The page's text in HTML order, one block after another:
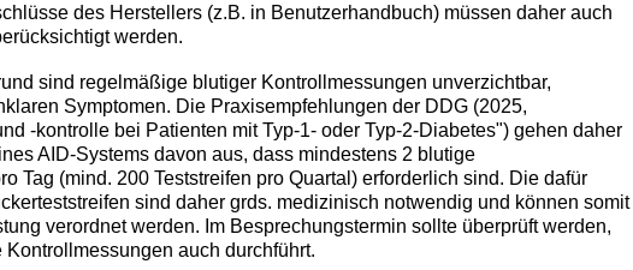
des Herstellers (z.B. in Benutzerhandbuch) müssen daher auch
werden.
sind regelmäßige blutiger Kontrollmessungen unverzichtbar,
Symptomen. Die Praxisempfehlungen der DDG (2025,
-kontrolle bei Patienten mit Typ-1- oder Typ-2-Diabetes") gehen daher
AID-Systems davon aus, dass mindestens 2 blutige
Tag (mind. 200 Teststreifen pro Quartal) erforderlich sind. Die dafür
sind daher grds. medizinisch notwendig und können somit
verordnet werden. Im Besprechungstermin sollte überprüft werden,
auch durchführt.